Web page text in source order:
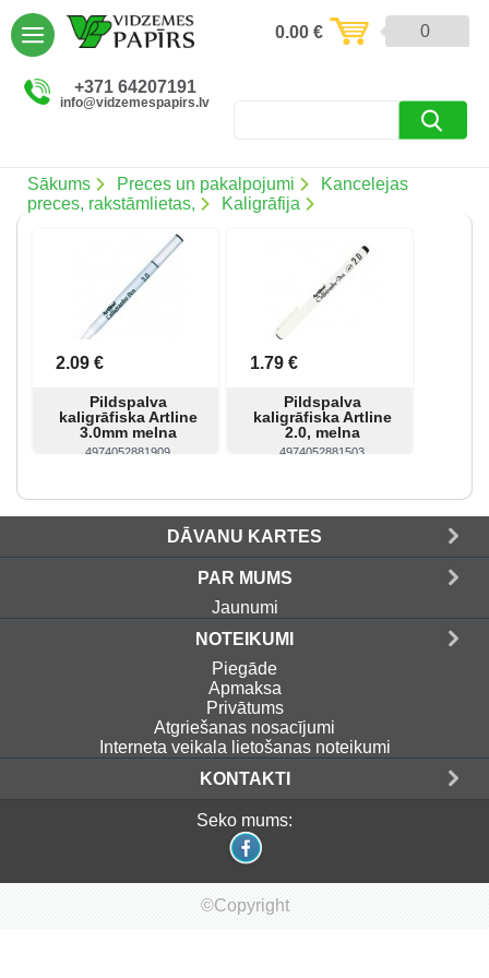
+371 64207191
info@vidzemespapirs.lv
0
0.00€
Sākums Preces un pakalpojumi
Kancelejas
preces, rakstāmlietas,
Kaligrāfija
2.09 €
Pildspalva
kaligrāfiska Artline
3.0mm melna
4974052881909
1.79 €
Pildspalva
kaligrāfiska Artline
2.0, melna
4974052881503
DĀVANU KARTES
PAR MUMS
Jaunumi
NOTEIKUMI
Piegāde
Apmaksa
Privātums
Atgriešanas nosacījumi
Interneta veikala lietošanas noteikumi
KONTAKTI
Seko mums:
©Copyright
AIZVĒRT
Atlaides (12)
Reģistrēties